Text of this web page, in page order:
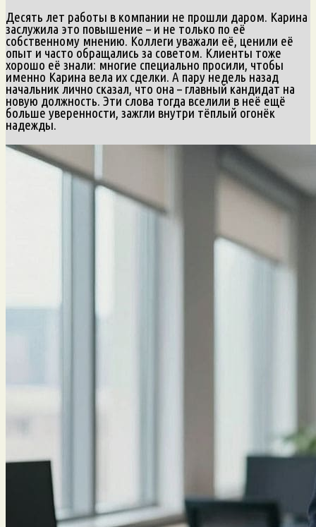
Десять лет работы в компании не прошли даром. Карина
заслужила это повышение – и не только по её
собственному мнению. Коллеги уважали её, ценили её
опыт и часто обращались за советом. Клиенты тоже
хорошо её знали: многие специально просили, чтобы
именно Карина вела их сделки. А пару недель назад
начальник лично сказал, что она – главный кандидат на
новую должность. Эти слова тогда вселили в неё ещё
больше уверенности, зажгли внутри тёплый огонёк
надежды.